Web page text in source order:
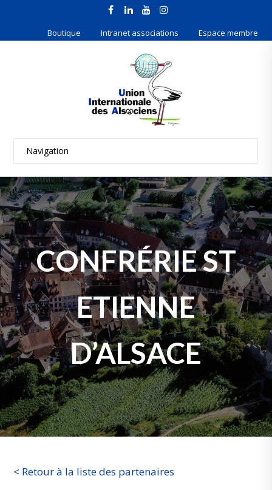
Boutique Intranet associations Espace membre
CONFRÉRIE ST
ETIENNE
D’ALSACE
< Retour à la liste des partenaires